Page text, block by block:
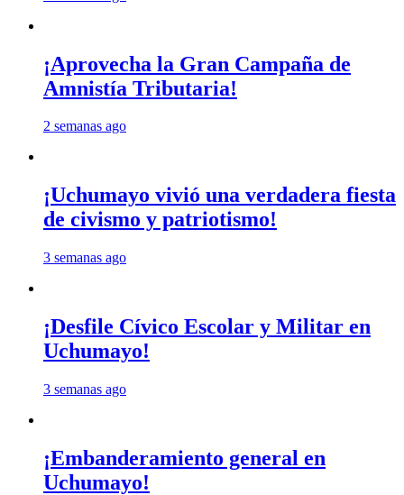
¡Aprovecha la Gran Campaña de
Amnistía Tributaria!
2 semanas ago
¡Uchumayo vivió una verdadera fiesta
de civismo y patriotismo!
3 semanas ago
¡Desfile Cívico Escolar y Militar en
Uchumayo!
3 semanas ago
¡Embanderamiento general en
Uchumayo!